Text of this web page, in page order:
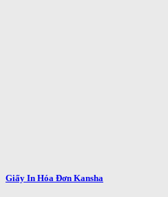
Giấy In Hóa Đơn Kansha